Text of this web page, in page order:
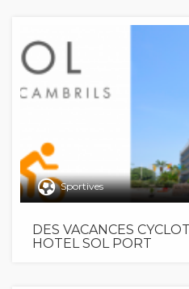
Sportives
DES VACANCES
HOTEL SOL PORT